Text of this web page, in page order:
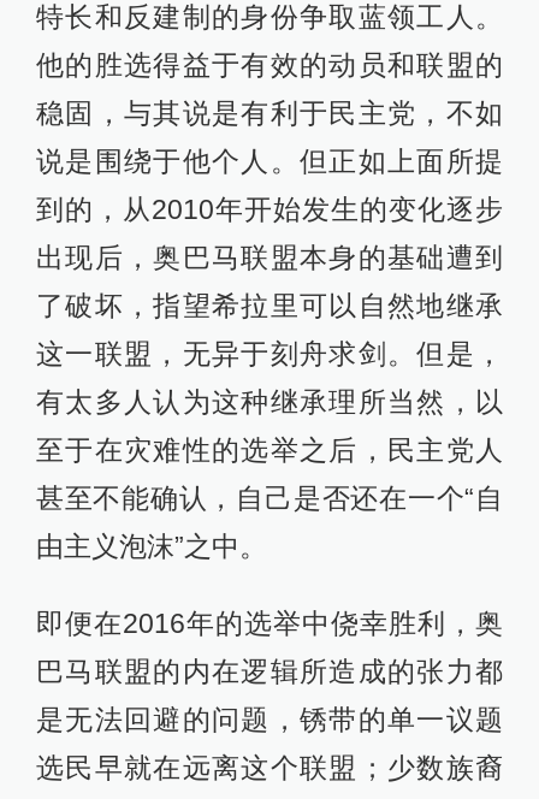
特长和反建制的身份争取蓝领工人。
他的胜选得益于有效的动员和联盟的
稳固，与其说是有利于民主党，不如
说是围绕于他个人。但正如上面所提
到的，从2010年开始发生的变化逐步
出现后，奥巴马联盟本身的基础遭到
了破坏，指望希拉里可以自然地继承
这一联盟，无异于刻舟求剑。但是，
有太多人认为这种继承理所当然，以
至于在灾难性的选举之后，民主党人
甚至不能确认，自己是否还在一个“自
由主义泡沫”之中。
即便在2016年的选举中侥幸胜利，奥
巴马联盟的内在逻辑所造成的张力都
是无法回避的问题，锈带的单一议题
选民早就在远离这个联盟；少数族裔